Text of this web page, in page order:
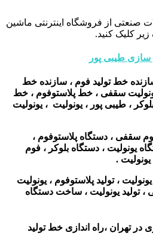
صنعتی از فروشگاه اینترنتی ماشین
کلیک کنید.
طیبی پور
خط تولید فوم ، سازنده خط
سقفی ، خط پلاستوفوم ، خط
، طیبی پور ، یونولیت ، یونولیت
سقفی ، دستگاه پلاستوفوم ،
یونولیت ، دستگاه بلوکر ، فوم
.
، تولید پلاستوفوم ، یونولیت
یونولیت ، ساخت دستگاه
در تهران ،راه اندازی خط تولید